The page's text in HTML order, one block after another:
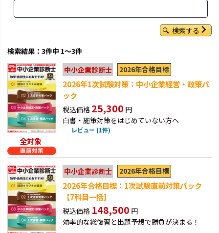
検索する
検索結果：3件中 1～3件
全対象
中小企業診断士 2026年合格目標
2026年1次試験対策：中小企業経営・政策パ
ック
税込価格 25,300 円
白書・施策対策をはじめていない方へ
レビュー (1件)
中小企業診断士 2026年合格目標
2026年合格目標：1次試験直前対策パック
【7科目一括】
税込価格 148,500 円
効率的な総復習と出題予想で勝負が決まる！